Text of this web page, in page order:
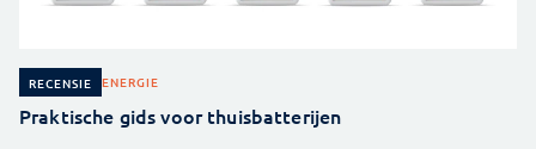
RECENSIE ENERGIE
Praktische gids voor thuisbatterijen